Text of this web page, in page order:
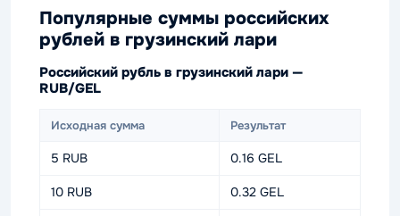
Популярные суммы российских
рублей в грузинский лари
Российский рубль в грузинский лари —
RUB/GEL
Исходная сумма Результат
5 RUB 0.16 GEL
10 RUB 0.32 GEL